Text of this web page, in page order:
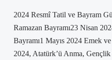
2024 Resmî Tatil ve Bayram
Ramazan Bayramı23 Nisan
Bayramı1 Mayıs 2024 Emek
2024, Atatürk’ü Anma,